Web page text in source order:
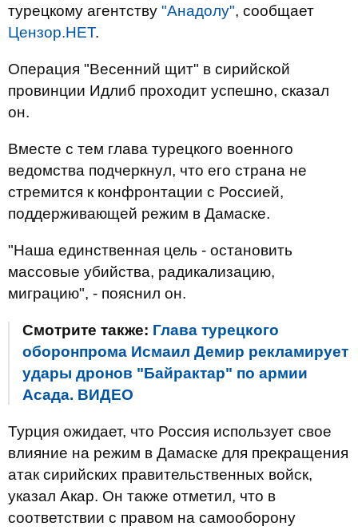
турецкому агентству "Анадолу", сообщает
Цензор.НЕТ.
Операция "Весенний щит" в сирийской
провинции Идлиб проходит успешно, сказал
он.
Вместе с тем глава турецкого военного
ведомства подчеркнул, что его страна не
стремится к конфронтации с Россией,
поддерживающей режим в Дамаске.
"Наша единственная цель - остановить
массовые убийства, радикализацию,
миграцию", - пояснил он.
Смотрите также: Глава турецкого
оборонпрома Исмаил Демир рекламирует
удары дронов "Байрактар" по армии
Асада. ВИДЕО
Турция ожидает, что Россия использует свое
влияние на режим в Дамаске для прекращения
атак сирийских правительственных войск,
указал Акар. Он также отметил, что в
соответствии с правом на самооборону